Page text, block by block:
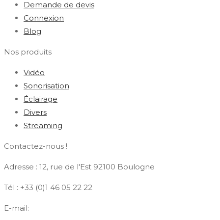
Demande de devis
Connexion
Blog
Nos produits
Vidéo
Sonorisation
Éclairage
Divers
Streaming
Contactez-nous !
Adresse : 12, rue de l'Est 92100 Boulogne
Tél : +33 (0)1 46 05 22 22
E-mail: